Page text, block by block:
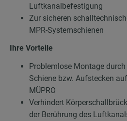
Luftkanalbefestigung
Zur sicheren
MPR-Systemschienen
Ihre Vorteile
Problemlose Montage
Schiene bzw. Aufstecken
MÜPRO
Verhindert
der Berührung des